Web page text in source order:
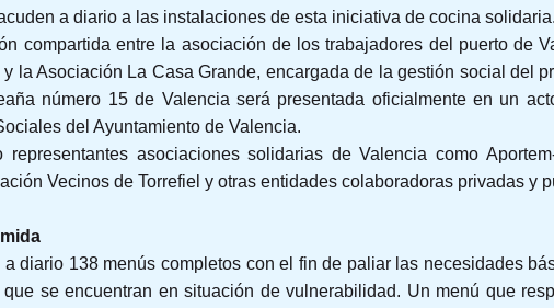
a diario a las instalaciones de esta iniciativa de cocina solidaria.
compartida entre la asociación de los trabajadores del puerto de
la Asociación La Casa Grande, encargada de la gestión social del
número 15 de Valencia será presentada oficialmente en un
del Ayuntamiento de Valencia.
asociaciones solidarias de Valencia como
Vecinos de Torrefiel y otras entidades colaboradoras privadas y
diario 138 menús completos con el fin de paliar las necesidades
se encuentran en situación de vulnerabilidad. Un menú que